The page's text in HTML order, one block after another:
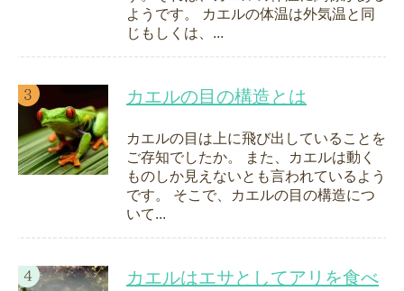
ようです。 カエルの体温は外気温と同
じもしくは、...
カエルの目の構造とは
カエルの目は上に飛び出していることを
ご存知でしたか。 また、カエルは動く
ものしか見えないとも言われているよう
です。 そこで、カエルの目の構造につ
いて...
カエルはエサとしてアリを食べ